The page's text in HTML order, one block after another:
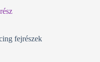
fejrészek